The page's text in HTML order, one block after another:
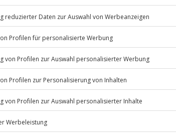
bestimmten Terminen
Pellets-Ofen
Listenansicht